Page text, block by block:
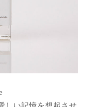
しい記憶を想起させ